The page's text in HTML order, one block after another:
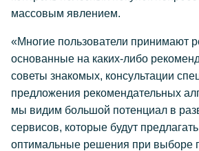
массовым явлением.
«Многие пользователи принимают
основанные на каких-либо
советы знакомых, консультации
предложения рекомендательных
мы видим большой потенциал в
сервисов, которые будут
оптимальные решения при выборе